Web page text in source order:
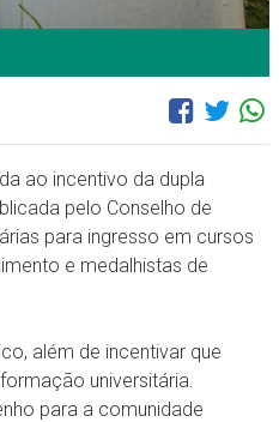
ao incentivo da dupla
pelo Conselho de
para ingresso em cursos
e medalhistas de
além de incentivar que
universitária.
para a comunidade